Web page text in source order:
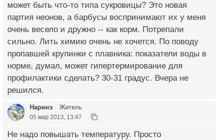
может быть что-то типа сукровицы? Это новая
партия неонов, а барбусы воспринимают их у меня
очень весело и дружно -- как корм. Потрепали
сильно. Лить химию очень не хочется. По поводу
пропавшей крупинки с плавника: показатели воды в
норме, думал, может гипертермирование для
профилактики сделать? 30-31 градус. Вчера не
решился.
Наринэ Житель
05 мар 2013, 13:47
Не надо повышать температуру. Просто